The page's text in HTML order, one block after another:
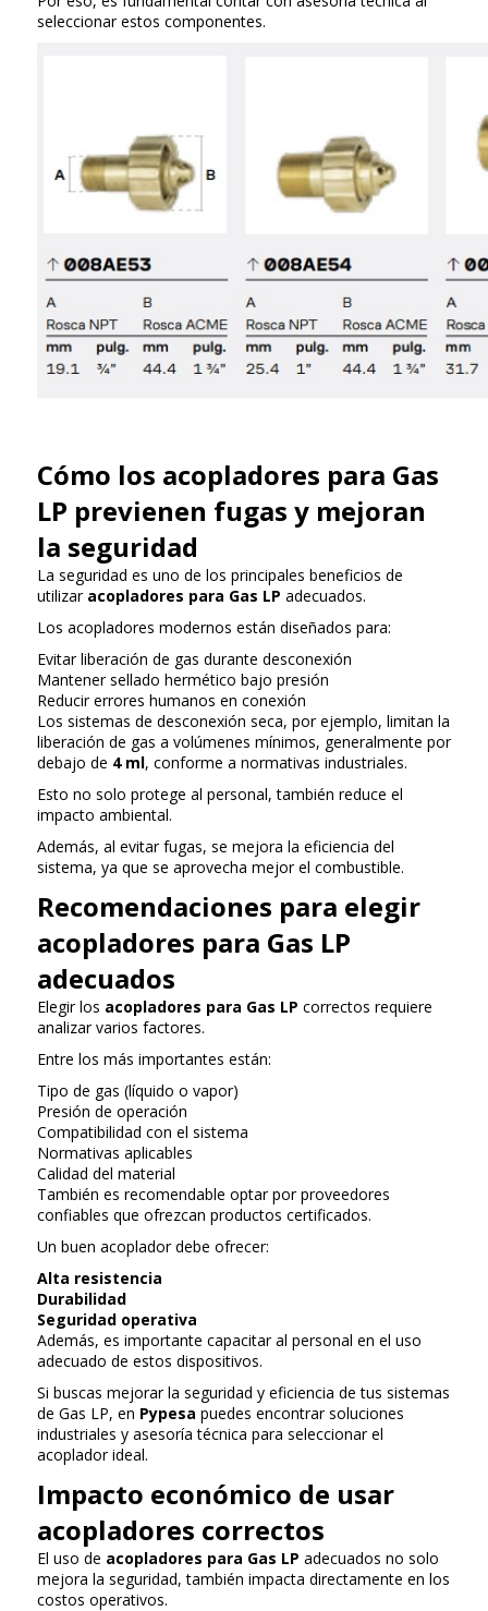
seleccionar estos componentes.
Cómo los acopladores para Gas
LP previenen fugas y mejoran
la seguridad
La seguridad es uno de los principales beneficios de
utilizar acopladores para Gas LP adecuados.
Los acopladores modernos están diseñados para:
Evitar liberación de gas durante desconexión
Mantener sellado hermético bajo presión
Reducir errores humanos en conexión
Los sistemas de desconexión seca, por ejemplo, limitan la
liberación de gas a volúmenes mínimos, generalmente por
debajo de 4 ml, conforme a normativas industriales.
Esto no solo protege al personal, también reduce el
impacto ambiental.
Además, al evitar fugas, se mejora la eficiencia del
sistema, ya que se aprovecha mejor el combustible.
Recomendaciones para elegir
acopladores para Gas LP
adecuados
Elegir los acopladores para Gas LP correctos requiere
analizar varios factores.
Entre los más importantes están:
Tipo de gas (líquido o vapor)
Presión de operación
Compatibilidad con el sistema
Normativas aplicables
Calidad del material
También es recomendable optar por proveedores
confiables que ofrezcan productos certificados.
Un buen acoplador debe ofrecer:
Alta resistencia
Durabilidad
Seguridad operativa
Además, es importante capacitar al personal en el uso
adecuado de estos dispositivos.
Si buscas mejorar la seguridad y eficiencia de tus sistemas
de Gas LP, en Pypesa puedes encontrar soluciones
industriales y asesoría técnica para seleccionar el
acoplador ideal.
Impacto económico de usar
acopladores correctos
El uso de acopladores para Gas LP adecuados no solo
mejora la seguridad, también impacta directamente en los
costos operativos.